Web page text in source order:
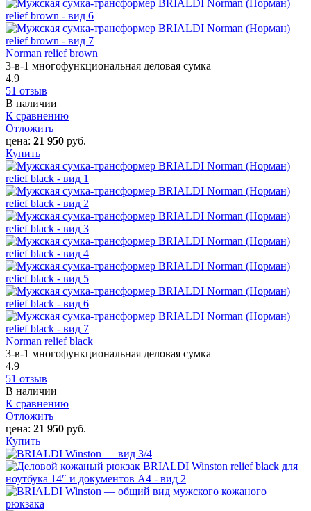
Norman relief brown
3-в-1 многофункциональная деловая сумка
4.9
51 отзыв
В наличии
К сравнению
Отложить
цена: 21 950 руб.
Купить
Norman relief black
3-в-1 многофункциональная деловая сумка
4.9
51 отзыв
В наличии
К сравнению
Отложить
цена: 21 950 руб.
Купить